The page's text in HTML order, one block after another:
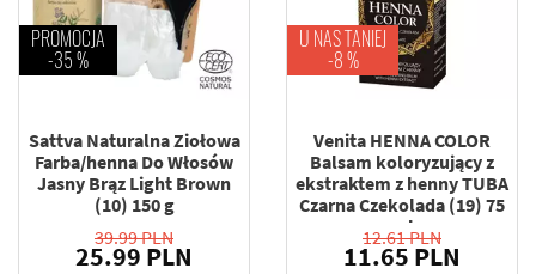
PROMOCJA
-35 %
Sattva Naturalna Ziołowa
Farba/henna Do Włosów
Jasny Brąz Light Brown
(10) 150 g
39.99 PLN
25.99 PLN
U NAS TANIEJ
-8 %
Venita HENNA COLOR
Balsam koloryzujący z
ekstraktem z henny TUBA
Czarna Czekolada (19) 75
ml
12.61 PLN
11.65 PLN